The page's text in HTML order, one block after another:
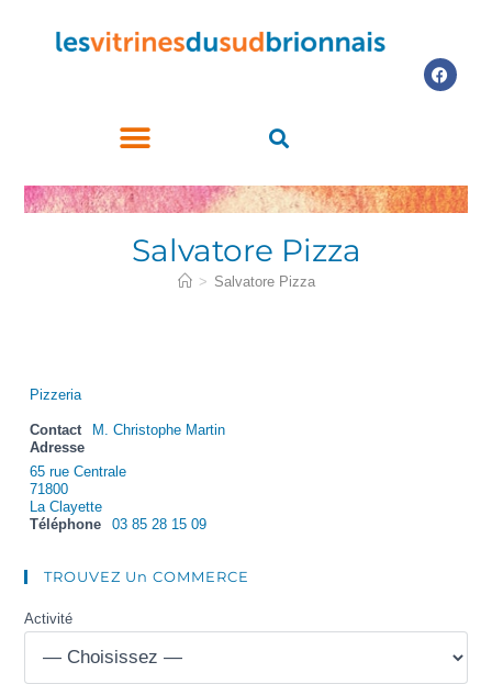
Salvatore Pizza
> Salvatore Pizza
Pizzeria
Contact
M. Christophe Martin
Adresse
65 rue Centrale
71800
La Clayette
Téléphone
03 85 28 15 09
TROUVEZ Un COMMERCE
Activité